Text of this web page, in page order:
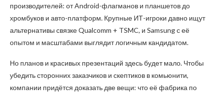
производителей: от Android-флагманов и планшетов до
хромбуков и авто-платформ. Крупные ИТ-игроки давно ищут
альтернативы связке Qualcomm + TSMC, и Samsung с её
опытом и масштабами выглядит логичным кандидатом.
Но планов и красивых презентаций здесь будет мало. Чтобы
убедить сторонних заказчиков и скептиков в комьюнити,
компании придётся доказать две вещи: что её фабрика по